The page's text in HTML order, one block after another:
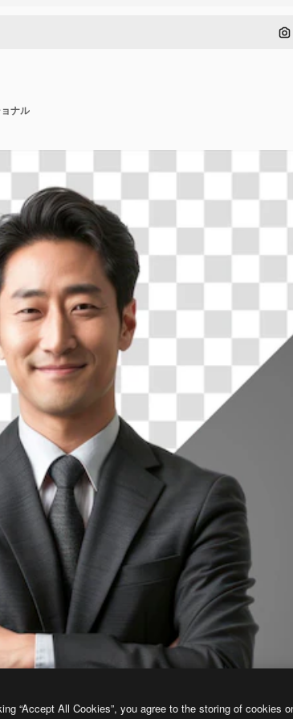
です。 AI画像生成ツールを使うと、あなた独自の画像を作成でき
ナル
“Accept All Cookies”, you agree to the storing of cookies